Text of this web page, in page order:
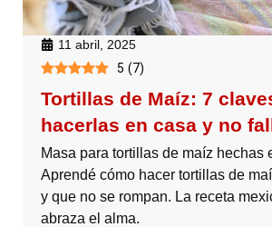
11 abril, 2025
5 (7)
Tortillas de Maíz: 7
hacerlas en casa y no
Masa para tortillas de maíz hechas
Aprendé cómo hacer tortillas de
y que no se rompan. La receta
abraza el alma.